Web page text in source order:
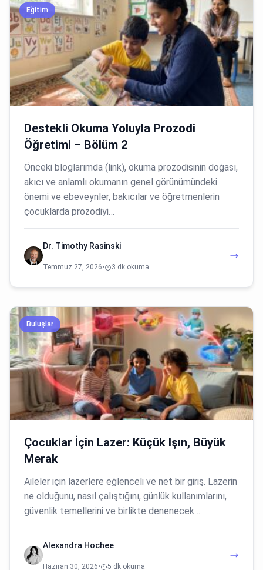
Eğitim
Destekli Okuma Yoluyla Prozodi
Öğretimi – Bölüm 2
Önceki bloglarımda (link), okuma prozodisinin doğası,
akıcı ve anlamlı okumanın genel görünümündeki
önemi ve ebeveynler, bakıcılar ve öğretmenlerin
çocuklarda prozodiyi…
Dr. Timothy Rasinski
Temmuz 27, 2026• 3 dk okuma
Buluşlar
Çocuklar İçin Lazer: Küçük Işın, Büyük
Merak
Aileler için lazerlere eğlenceli ve net bir giriş. Lazerin
ne olduğunu, nasıl çalıştığını, günlük kullanımlarını,
güvenlik temellerini ve birlikte denenecek…
Alexandra Hochee
Haziran 30, 2026• 5 dk okuma